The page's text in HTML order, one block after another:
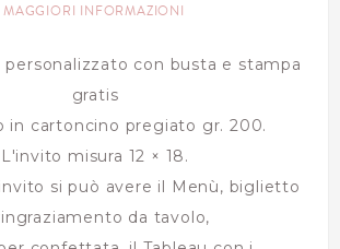
MAGGIORI INFORMAZIONI
personalizzato con busta e stampa
gratis
in cartoncino pregiato gr. 200.
L'invito misura 12 × 18.
si può avere il Menù, biglietto
da tavolo,